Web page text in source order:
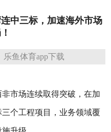
中三标，加速海外市场
乐鱼体育app下载
市场连续取得突破，在加
个工程项目，业务领域覆